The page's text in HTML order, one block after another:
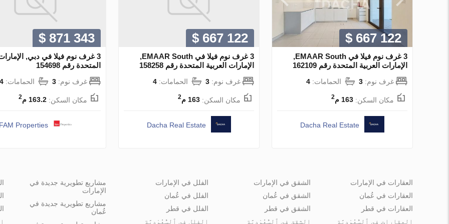
$ 667 122
3 غرف نوم فيلا في EMAAR South,
الإمارات العربية المتحدة رقم 162109
غرف نوم: 3 الحمامات: 4
مكان السكن: 163 م 2
Dacha Real Estate
$ 667 122
3 غرف نوم فيلا في EMAAR South,
الإمارات العربية المتحدة رقم 158258
غرف نوم: 3 الحمامات: 4
مكان السكن: 163 م 2
Dacha Real Estate
$ 871 343
3 غرف نوم فيلا في دبي,
المتحدة رقم 154698
غرف نوم: 3 الحمامات: 4
مكان السكن: 163.2 م 2
Properties
العقارات في الإمارات
العقارات في عُمان
العقارات في قطر
العقارات في ٱلسُّعُوْدِيَّة
الشقق في الإمارات
الشقق في عُمان
الشقق في قطر
الشقق في ٱلسُّعُوْدِيَّة
الفلل في الإمارات
الفلل في عُمان
الفلل في قطر
الفلل في ٱلسُّعُوْدِيَّة
مشاريع تطويرية جديدة في
الإمارات
مشاريع تطويرية جديدة في
عُمان